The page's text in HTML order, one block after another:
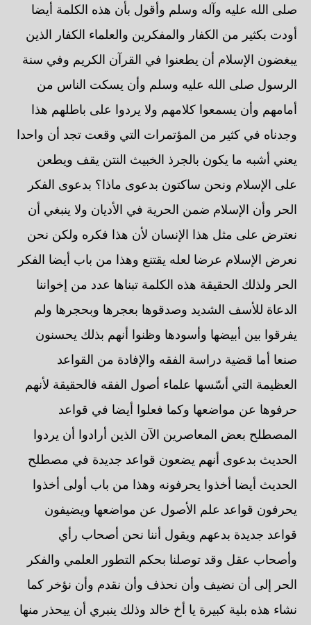
صلى الله عليه وآله وسلم وأقول بأن هذه الكلمة أيضا
أودت بكثير من الكفار والمفكرين والعلماء الكفار الذين
يبغضون الإسلام أن يطعنوا في القرآن الكريم وفي سنة
الرسول صلى الله عليه وسلم وأن يسكت الناس من
أمامهم وأن يسمعوا كلامهم ولا يردوا على باطلهم هذا
وجدناه في كثير من المؤتمرات التي وقعت تجد أن واحدا
يعني أشبه ما يكون بالجرذ الخبيث النتن يقف ويطعن
على الإسلام ونحن ساكتون بدعوى ماذا؟ بدعوى الفكر
الحر وأن الإسلام ضمن الحرية في الأديان ولا ينبغي أن
نعترض على مثل هذا الإنسان لأن هذا فكره ولكن نحن
نعرض الإسلام عرضا لعله يقتنع وهذا من باب أيضا الفكر
الحر ولذلك الحقيقة هذه الكلمة تبناها عدد من إخواننا
الدعاة للأسف الشديد وصدقوها بعجرها وبحجرها ولم
يفرقوا بين أبيضها وأسودها وظنوا أنهم بذلك يحسنون
صنعا أما قضية دراسة الفقه والإفادة من القواعد
العظيمة التي أسّسها علماء أصول الفقه فالحقيقة لأنهم
حرفوها عن مواضعها وكما فعلوا أيضا في قواعد
المصطلح بعض المعاصرين الآن الذين أرادوا أن يردوا
الحديث بدعوى أنهم يضعون قواعد جديدة في مصطلح
الحديث أيضا أخذوا يحرفونه وهذا من باب أولى أخذوا
يحرفون قواعد علم الأصول عن مواضعها ويضيفون
قواعد جديدة بدعهم ويقول أننا نحن أصحاب رأي
وأصحاب عقل وقد توصلنا بحكم التطور العلمي والفكر
الحر إلى أن نضيف وأن نحذف وأن نقدم وأن نؤخر كما
نشاء هذه بلية كبيرة يا أخ خالد وذلك ينبري أن ييحذر منها